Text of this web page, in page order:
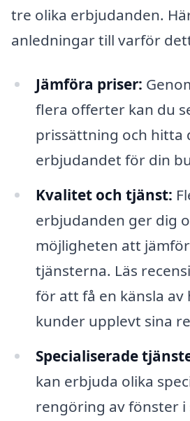
tre olika erbjudanden.
anledningar till varför
Jämföra priser:
flera offerter kan du
prissättning och hitta
erbjudandet för din
Kvalitet och tjänst:
erbjudanden ger dig
möjligheten att
tjänsterna. Läs
för att få en känsla av
kunder upplevt sina
Specialiserade
kan erbjuda olika
rengöring av fönster i